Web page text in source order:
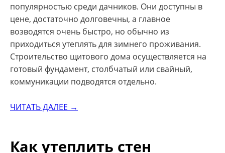
популярностью среди дачников. Они доступны в
цене, достаточно долговечны, а главное
возводятся очень быстро, но обычно из
приходиться утеплять для зимнего проживания.
Строительство щитового дома осуществляется на
готовый фундамент, столбчатый или свайный,
коммуникации подводятся отдельно.
ЧИТАТЬ ДАЛЕЕ →
Как утеплить стен